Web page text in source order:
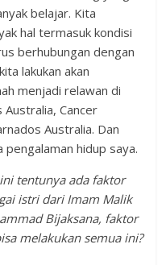
belajar. Kita
hal termasuk kondisi
berhubungan dengan
lakukan akan
menjadi relawan di
Cancer
Australia. Dan
hidup saya.
tentunya ada faktor
istri dari Imam Malik
Bijaksana, faktor
melakukan semua ini?